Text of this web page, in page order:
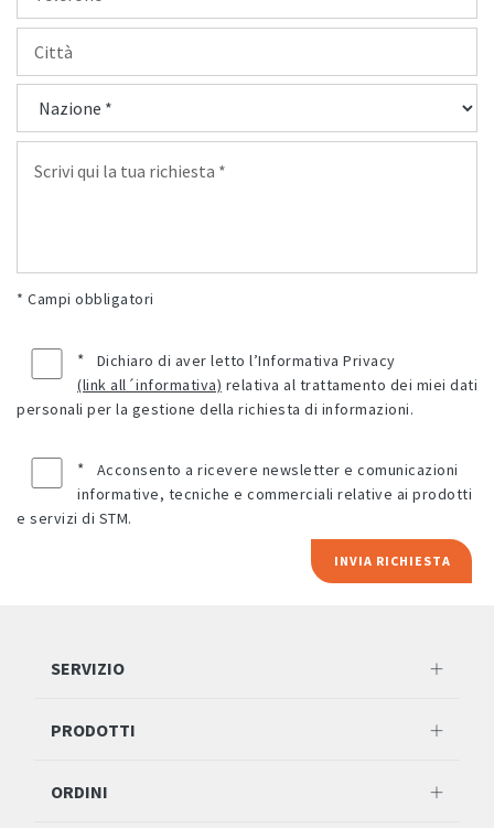
* Campi obbligatori
*
Dichiaro di aver letto l’Informativa Privacy
(link all´informativa)
personali per la gestione della richiesta di informazioni.
*
informative, tecniche e commerciali relative ai prodotti
e servizi di STM.
INVIA RICHIESTA
SERVIZIO
PRODOTTI
ORDINI